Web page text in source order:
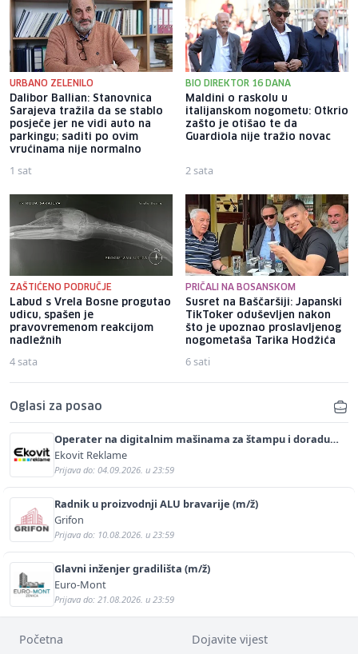
URBANO ZELENILO
Dalibor Ballian: Stanovnica
Sarajeva tražila da se stablo
posječe jer ne vidi auto na
parkingu; saditi po ovim
vrućinama nije normalno
1 sat
BIO DIREKTOR 16 DANA
Maldini o raskolu u
italijanskom nogometu: Otkrio
zašto je otišao te da
Guardiola nije tražio novac
2 sata
ZAŠTIĆENO PODRUČJE
Labud s Vrela Bosne progutao
udicu, spašen je
pravovremenom reakcijom
nadležnih
4 sata
PRIČALI NA BOSANSKOM
Susret na Baščaršiji: Japanski
TikToker oduševljen nakon
što je upoznao proslavljenog
nogometaša Tarika Hodžića
6 sati
Oglasi za posao
Operater na digitalnim mašinama za štampu i doradu
(m/ž)
Ekovit Reklame
Prijava do: 04.09.2026. u 23:59
Radnik u proizvodnji ALU bravarije (m/ž)
Grifon
Prijava do: 10.08.2026. u 23:59
Glavni inženjer gradilišta (m/ž)
Euro-Mont
Prijava do: 21.08.2026. u 23:59
Početna Dojavite vijest